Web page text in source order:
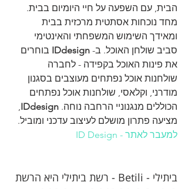
הבית, עם השפעה על חיי היומיום בבית.
מחד נוכחות אסתטית מרכזית בבית
ומאידך השימוש המשפחתי והאינטימי
סביב שולחן האוכל. ב- IDdesign בוחרים
את פינות האוכל בקפידה - לחברה
שולחנות אוכל נפתחים מעוצבים בסגנון
מודרני, וקלאסי, שולחנות אוכל נפתחים
הכוללים מנגנוניי הרחבה נוחה. IDdesign
,
מציעה פתרון מושלם לעיצוב עדכני ומוביל.
למעבר לאתר - ID Design
ביתילי - Betili - רשת ביתילי היא הרשת